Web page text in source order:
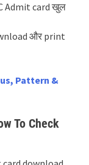
Admit card खुल
और print
Pattern &
To Check